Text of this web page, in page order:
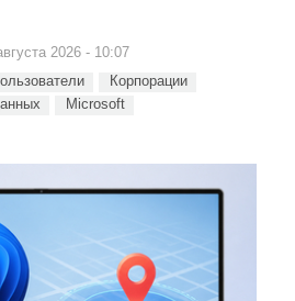
2026 - 10:07
Корпорации
Microsoft